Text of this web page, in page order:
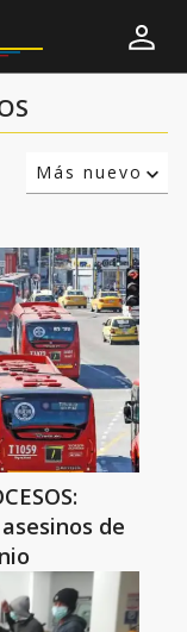
Más nuevo
de